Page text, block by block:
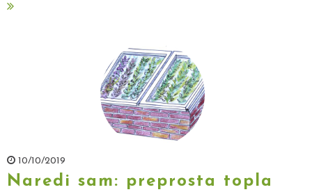
10/10/2019
Naredi sam: preprosta topla